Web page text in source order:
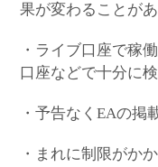
果が変わることがあ
・ライブ口座で稼
口座などで十分に
・予告なくEAの掲
・まれに制限がか